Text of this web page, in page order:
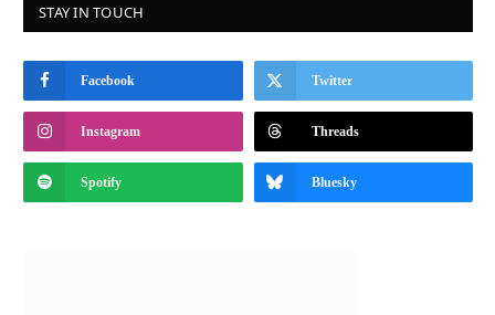
STAY IN TOUCH
Facebook Twitter
Instagram Threads
Spotify Bluesky